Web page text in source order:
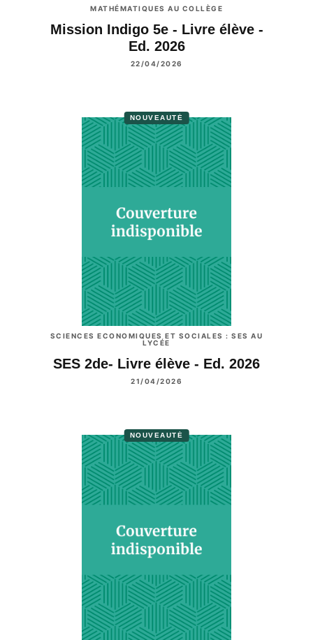
MATHÉMATIQUES AU COLLÈGE
Mission Indigo 5e - Livre élève -
Ed. 2026
22/04/2026
NOUVEAUTÉ
SCIENCES ECONOMIQUES ET SOCIALES : SES AU
LYCÉE
SES 2de- Livre élève - Ed. 2026
21/04/2026
NOUVEAUTÉ